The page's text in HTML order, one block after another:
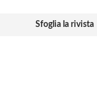
Sfoglia la rivista